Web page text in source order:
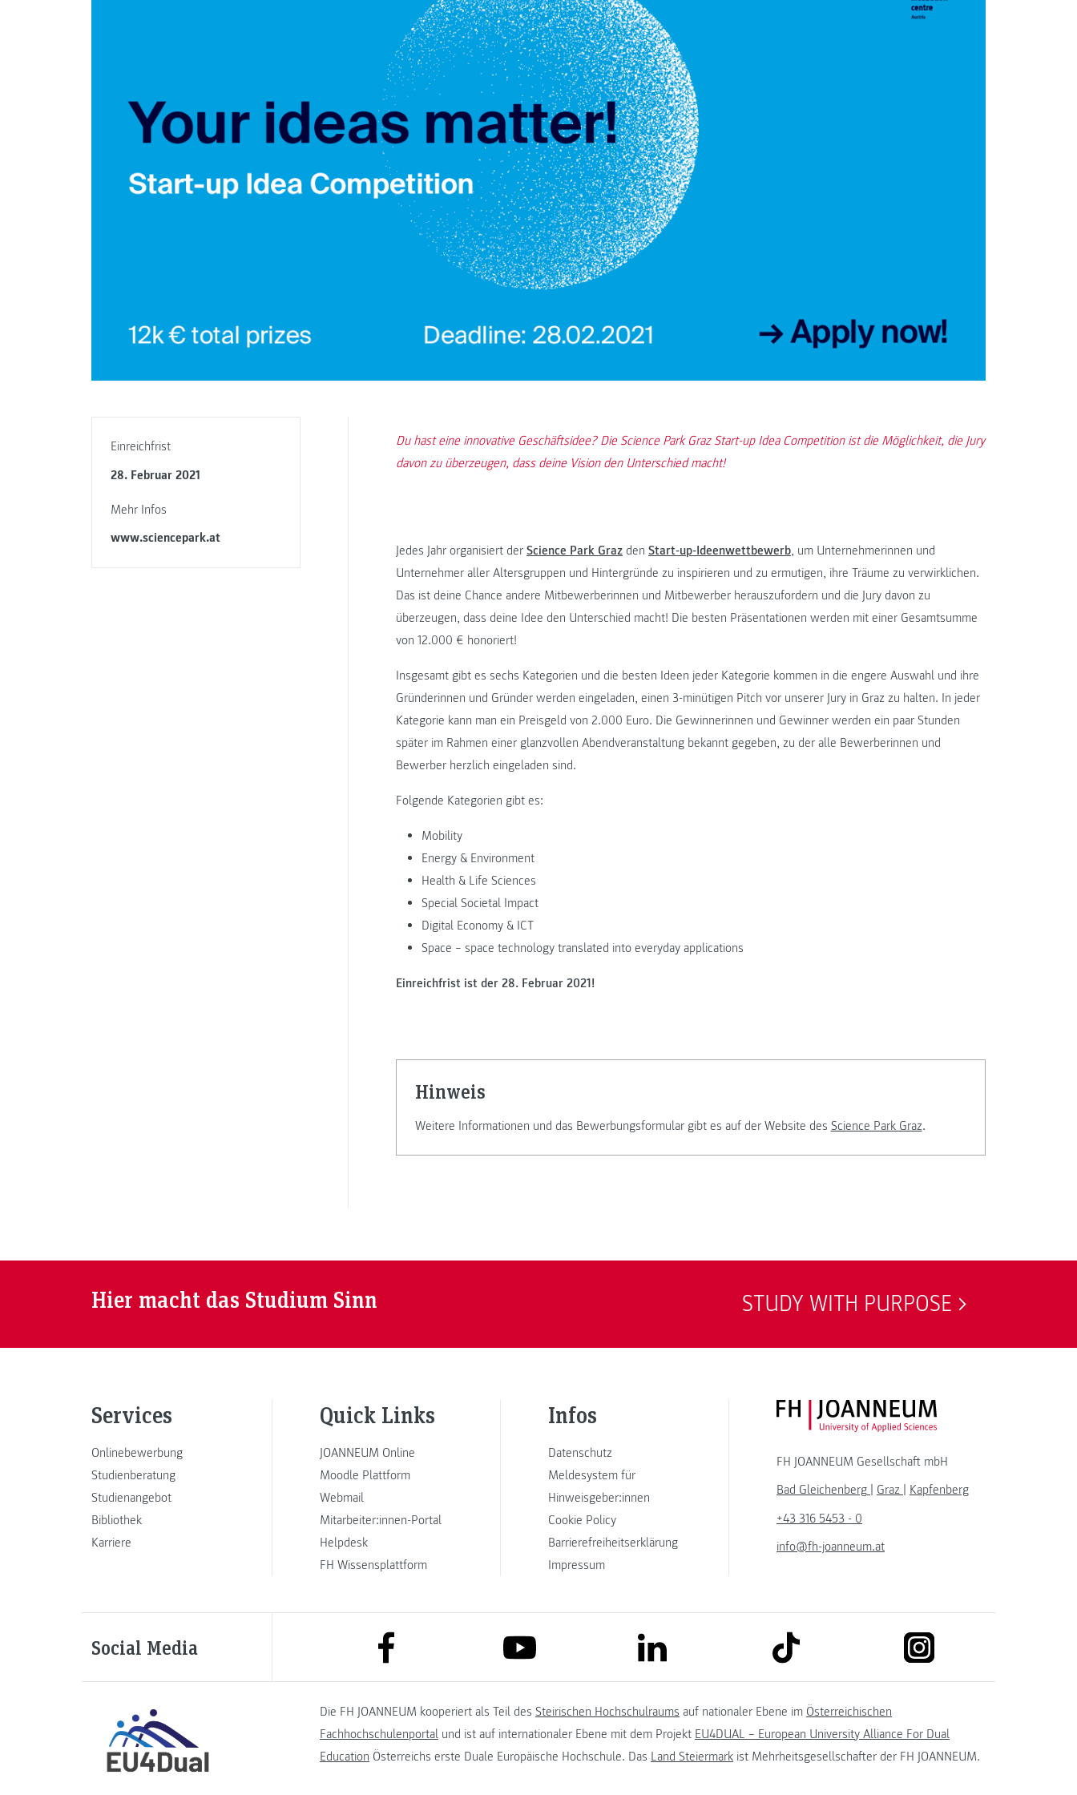
Einreichfrist
28. Februar 2021
Mehr Infos
www.sciencepark.at
Du hast eine innovative Geschäftsidee? Die Science Park Graz Start-up Idea Competition ist die Möglichkeit, die Jury
davon zu überzeugen, dass deine Vision den Unterschied macht!
Jedes Jahr organisiert der Science Park Graz den Start-up-Ideenwettbewerb, um Unternehmerinnen und
Unternehmer aller Altersgruppen und Hintergründe zu inspirieren und zu ermutigen, ihre Träume zu verwirklichen.
Das ist deine Chance andere Mitbewerberinnen und Mitbewerber herauszufordern und die Jury davon zu
überzeugen, dass deine Idee den Unterschied macht! Die besten Präsentationen werden mit einer Gesamtsumme
von 12.000 € honoriert!
Insgesamt gibt es sechs Kategorien und die besten Ideen jeder Kategorie kommen in die engere Auswahl und ihre
Gründerinnen und Gründer werden eingeladen, einen 3-minütigen Pitch vor unserer Jury in Graz zu halten. In jeder
Kategorie kann man ein Preisgeld von 2.000 Euro. Die Gewinnerinnen und Gewinner werden ein paar Stunden
später im Rahmen einer glanzvollen Abendveranstaltung bekannt gegeben, zu der alle Bewerberinnen und
Bewerber herzlich eingeladen sind.
Folgende Kategorien gibt es:
Mobility
Energy & Environment
Health & Life Sciences
Special Societal Impact
Digital Economy & ICT
Space – space technology translated into everyday applications
Einreichfrist ist der 28. Februar 2021!
Hinweis
Weitere Informationen und das Bewerbungsformular gibt es auf der Website des Science Park Graz.
Hier macht das Studium Sinn STUDY WITH PURPOSE
Services
Onlinebewerbung
Studienberatung
Studienangebot
Bibliothek
Karriere
Quick Links
JOANNEUM Online
Moodle Plattform
Webmail
Mitarbeiter:innen-Portal
Helpdesk
FH Wissensplattform
Infos
Datenschutz
Meldesystem für
Hinweisgeber:innen
Cookie Policy
Barrierefreiheitserklärung
Impressum
FH JOANNEUM Logo
FH JOANNEUM Gesellschaft mbH
Bad Gleichenberg
Graz
Kapfenberg
+43 316 5453 - 0
info@fh-joanneum.at
Social Media link to facebook link to youtube link to linkedin link to tiktok link to instagram
Die FH JOANNEUM kooperiert als Teil des Steirischen Hochschulraums auf nationaler Ebene im Österreichischen
Fachhochschulenportal und ist auf internationaler Ebene mit dem Projekt EU4DUAL – European University Alliance For Dual
Education Österreichs erste Duale Europäische Hochschule. Das Land Steiermark ist Mehrheitsgesellschafter der FH JOANNEUM.